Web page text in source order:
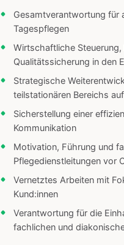
Gesamtverantwortung für
Tagespflegen
Wirtschaftliche Steuerung,
Qualitätssicherung in den
Strategische
teilstationären Bereichs
Sicherstellung einer
Kommunikation
Motivation, Führung und
Pflegedienstleitungen vor
Vernetztes Arbeiten mit
Kund:innen
Verantwortung für die
fachlichen und